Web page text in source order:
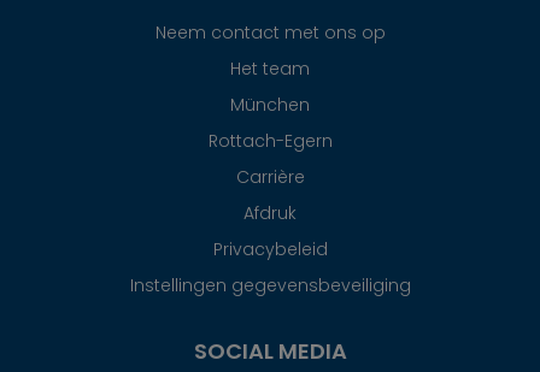
Neem contact met ons op
Het team
München
Rottach-Egern
Carrière
Afdruk
Privacybeleid
Instellingen gegevensbeveiliging
SOCIAL MEDIA